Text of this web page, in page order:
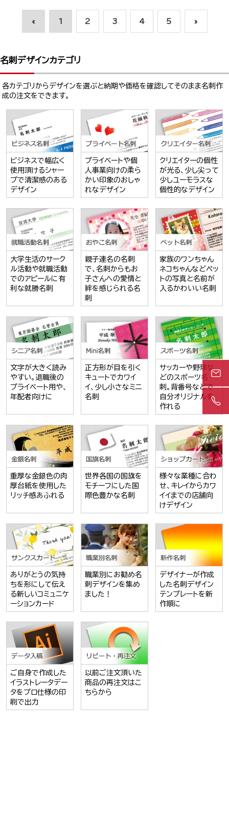
« 1 2 3 4 5 »
名刺デザインカテゴリ
各カテゴリからデザインを選ぶと納期や価格を確認してそのまま名刺作
成の注文をできます。
ビジネスで幅広く
使用頂けるシャー
プで清潔感のある
デザイン
プライベートや個
人事業向けの柔ら
かい印象のおしゃ
れなデザイン
クリエイターの個性
が光る、少し尖って
少しユーモラスな
個性的なデザイン
大学生活のサーク
ル活動や就職活動
でのアピールに有
利な就勝名刺
親子連名の名刺
で、名刺からもお
子さんへの愛情と
絆を感じられる名
刺
家族のワンちゃん
ネコちゃんなどペッ
トの写真と名前が
入るかわいい名刺
文字が大きく読み
やすい。退職後の
プライベート用や、
年配者向けに
正方形が目を引く
キュートでカワイ
イ、少し小さなミニ
名刺
サッカーや野球な
どのスポーツ名
刺。背番号などで
自分オリジナルを
作れる
重厚な金銀色の肉
厚台紙を使用した
リッチ感あふれる
世界各国の国旗を
モチーフにした国
際色豊かな名刺
様々な業種に合わ
せ、キレイからカワ
イイまでの店舗向
けデザイン
ありがとうの気持
ちを形にして伝え
る新しいコミュニケ
ーションカード
職業別にお勧め名
刺デザインを集め
ました！
デザイナーが作成
した名刺デザイン
テンプレートを新
作順に
ご自身で作成した
イラストレータデー
タをプロ仕様の印
刷で出力
以前ご注文頂いた
商品の再注文はこ
ちらから